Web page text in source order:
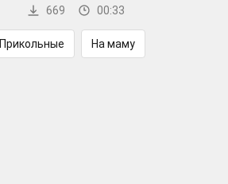
669 00:33
Прикольные На маму